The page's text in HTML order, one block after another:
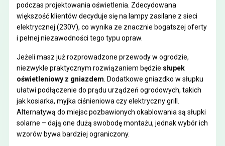
podczas projektowania oświetlenia. Zdecydowana
większość klientów decyduje się na lampy zasilane z sieci
elektrycznej (230V), co wynika ze znacznie bogatszej oferty
i pełnej niezawodności tego typu opraw.
Jeżeli masz już rozprowadzone przewody w ogrodzie,
niezwykle praktycznym rozwiązaniem będzie słupek
oświetleniowy z gniazdem . Dodatkowe gniazdko w słupku
ułatwi podłączenie do prądu urządzeń ogrodowych, takich
jak kosiarka, myjka ciśnieniowa czy elektryczny grill.
Alternatywą do miejsc pozbawionych okablowania są słupki
solarne – dają one dużą swobodę montażu, jednak wybór ich
wzorów bywa bardziej ograniczony.